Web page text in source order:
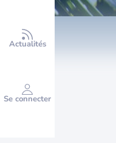
Actualités
Se connecter